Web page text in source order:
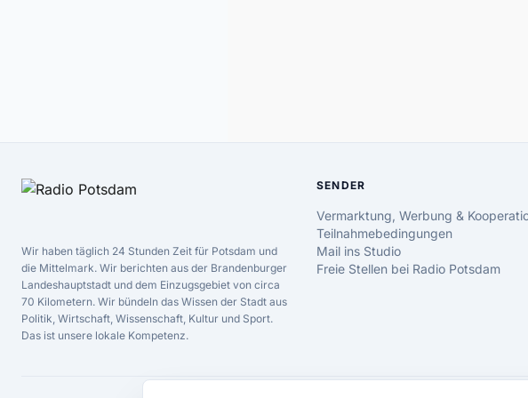
Wir haben täglich 24 Stunden Zeit für Potsdam und
die Mittelmark. Wir berichten aus der Brandenburger
Landeshauptstadt und dem Einzugsgebiet von circa
70 Kilometern. Wir bündeln das Wissen der Stadt aus
Politik, Wirtschaft, Wissenschaft, Kultur und Sport.
Das ist unsere lokale Kompetenz.
SENDER
Vermarktung, Werbung &
Teilnahmebedingungen
Mail ins Studio
Freie Stellen bei Radio Potsdam